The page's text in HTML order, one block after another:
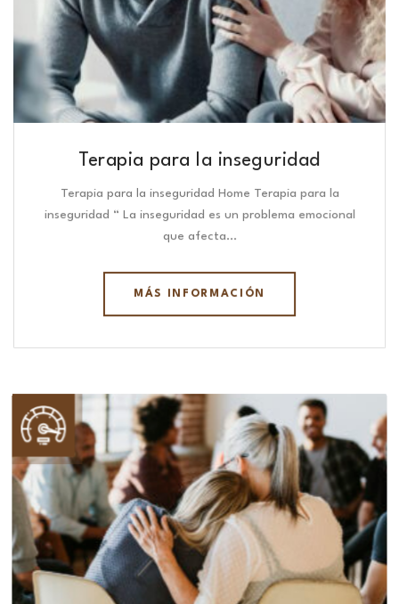
Terapia para la inseguridad
Terapia para la inseguridad Home Terapia para la
inseguridad “ La inseguridad es un problema emocional
que afecta…
MÁS INFORMACIÓN